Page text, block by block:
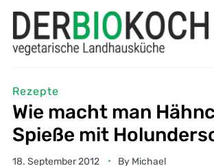
Rezepte
Wie macht man
Spieße mit
18. September 2012 By Michael